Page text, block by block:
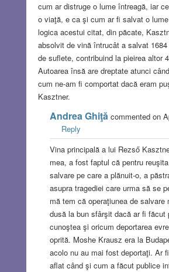
cum ar distruge o lume întreagă, iar
o viaţă, e ca şi cum ar fi salvat o
logica acestui citat, din păcate,
absolvit de vină întrucât a salvat 1684
de suflete, contribuind la pieirea altor
Autoarea însă are dreptate atunci
cum ne-am fi comportat dacă eram
Kasztner.
Andrea Ghiţăcommented on
Reply
Vina principală a lui Rezső
mea, a fost faptul că pentru
salvare pe care a plănuit-o, a
asupra tragediei care urma să se
mă tem că operaţiunea de salvare
dusă la bun sfârşit dacă ar fi făcut
cunoştea şi oricum deportarea
oprită. Moshe Krausz era la
acolo nu au mai fost deportaţi. Ar
aflat când şi cum a făcut publice